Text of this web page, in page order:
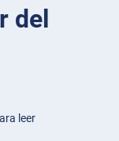
del
leer